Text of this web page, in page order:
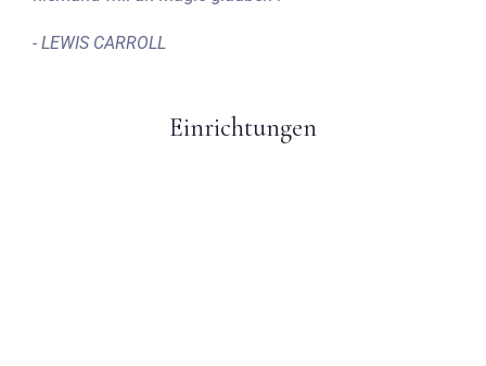
- LEWIS CARROLL
Einrichtungen